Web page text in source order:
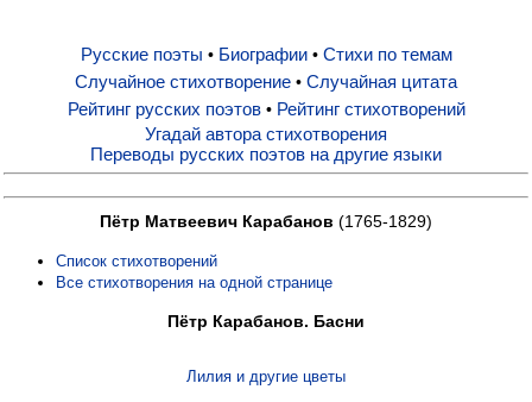
Русские поэты
Биографии
Стихи по темам
Случайное стихотворение
Русские поэты • Биографии• Стихи по темам
Случайное стихотворение • Случайная цитата
Рейтинг русских поэтов• Рейтинг стихотворений
Угадай автора стихотворения
Переводы русских поэтов на другие языки
Пётр Матвеевич Карабанов (1765-1829)
Список стихотворений
Все стихотворения на одной странице
Пётр Карабанов. Басни
Лилия и другие цветы